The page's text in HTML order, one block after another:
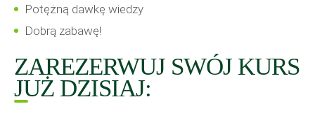
Potężną dawkę wiedzy
Dobrą zabawę!
ZAREZERWUJ SWÓJ KURS
JUŻ DZISIAJ: